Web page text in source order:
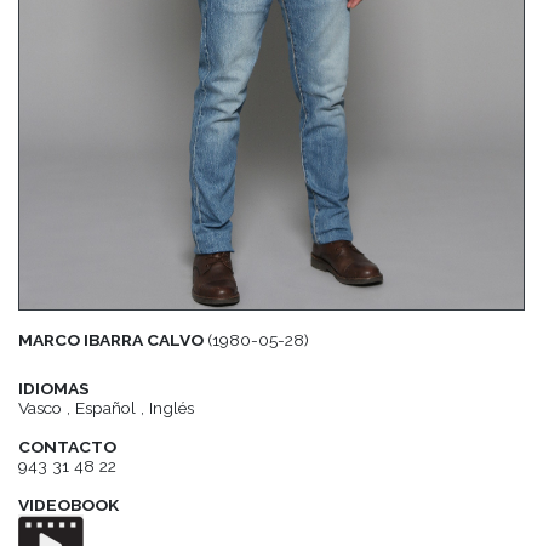
MARCO IBARRA CALVO (1980-05-28)
IDIOMAS
Vasco , Español , Inglés
CONTACTO
943 31 48 22
VIDEOBOOK